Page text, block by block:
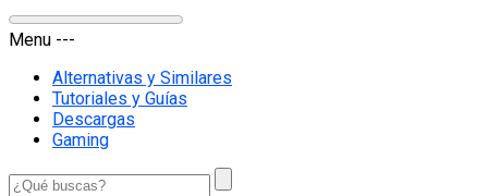
Menu ---
Alternativas y Similares
Tutoriales y Guías
Descargas
Gaming